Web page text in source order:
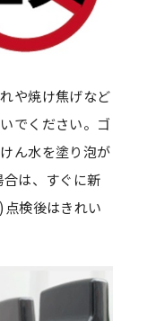
や焼け焦げなど
でください。ゴ
ん水を塗り泡が
は、すぐに新
検後はきれい